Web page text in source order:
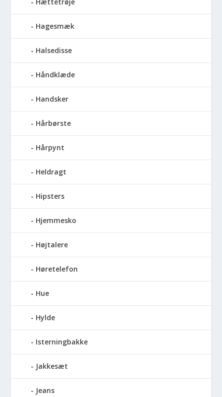
Hagesmæk
Halsedisse
Håndklæde
Handsker
Hårbørste
Hårpynt
Heldragt
Hipsters
Hjemmesko
Højtalere
Høretelefon
Hue
Hylde
Isterningbakke
Jakkesæt
Jeans